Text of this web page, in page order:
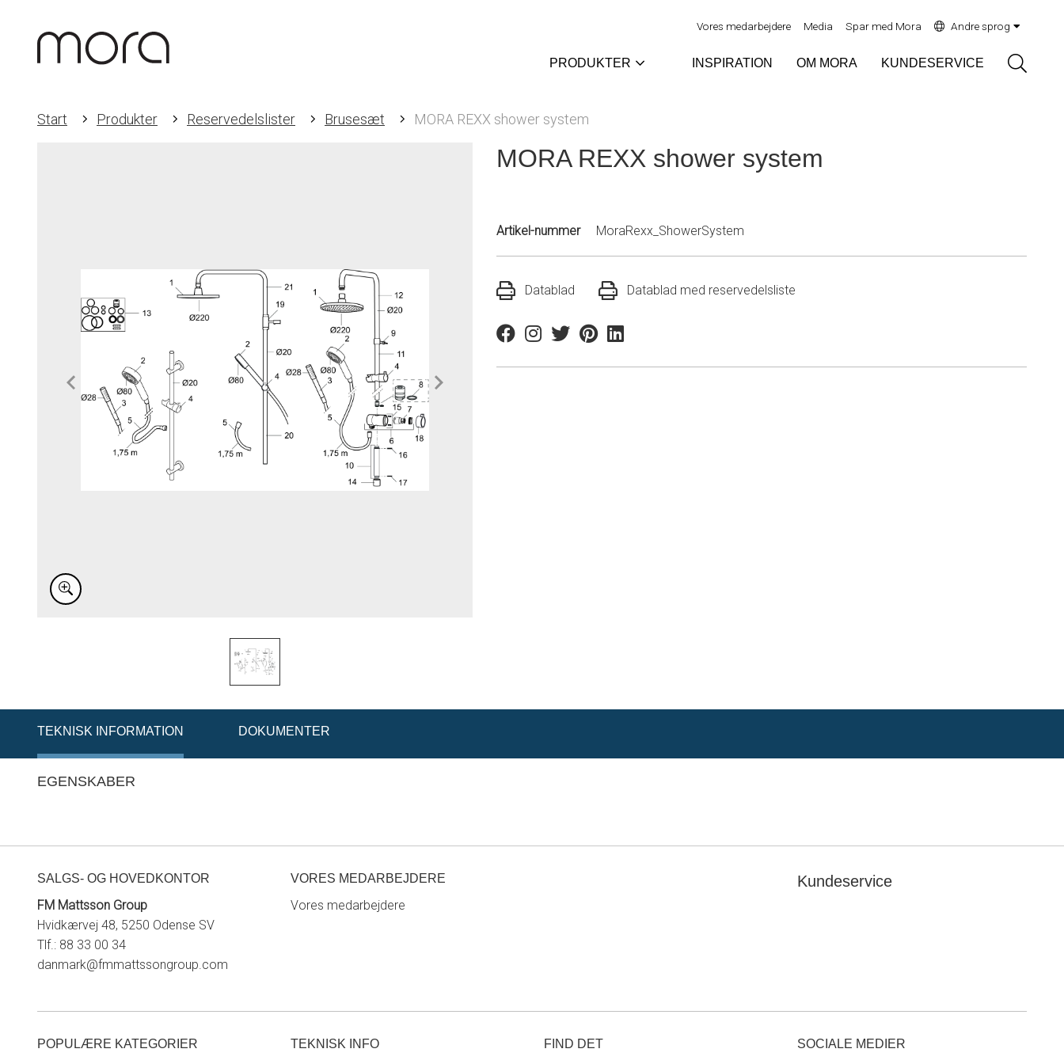
Vores medarbejdere Media Spar med Mora Andre sprog
PRODUKTER INSPIRATION OM MORA KUNDESERVICE
Start Produkter Reservedelslister Brusesæt MORA REXX shower system
MORA REXX shower system
Artikel-nummer MoraRexx_ShowerSystem
Datablad Datablad med reservedelsliste
FacebookInstagram
TwitterPinterestLinkedin
TEKNISK INFORMATION DOKUMENTER
EGENSKABER
SALGS- OG HOVEDKONTOR
FM Mattsson Group
Hvidkærvej 48, 5250 Odense SV
Tlf.: 88 33 00 34
danmark@fmmattssongroup.com
VORES MEDARBEJDERE
Vores medarbejdere
Kundeservice
POPULÆRE KATEGORIER TEKNISK INFO FIND DET SOCIALE MEDIER